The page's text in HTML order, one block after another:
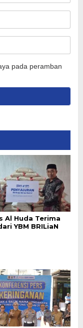
pada peramban
Al Huda Terima
YBM BRILiaN